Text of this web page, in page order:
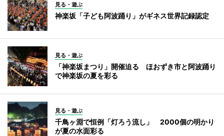
見る・遊ぶ
神楽坂「子ども阿波踊り」がギネス世界記録認定
見る・遊ぶ
「神楽坂まつり」開催迫る ほおずき市と阿波踊り
で神楽坂の夏を彩る
見る・遊ぶ
千鳥ヶ淵で恒例「灯ろう流し」 2000個の明かり
が夏の水面彩る